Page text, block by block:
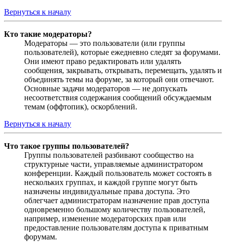
Вернуться к началу
Кто такие модераторы?
Модераторы — это пользователи (или группы
пользователей), которые ежедневно следят за форумами.
Они имеют право редактировать или удалять
сообщения, закрывать, открывать, перемещать, удалять и
объединять темы на форуме, за который они отвечают.
Основные задачи модераторов — не допускать
несоответствия содержания сообщений обсуждаемым
темам (оффтопик), оскорблений.
Вернуться к началу
Что такое группы пользователей?
Группы пользователей разбивают сообщество на
структурные части, управляемые администратором
конференции. Каждый пользователь может состоять в
нескольких группах, и каждой группе могут быть
назначены индивидуальные права доступа. Это
облегчает администраторам назначение прав доступа
одновременно большому количеству пользователей,
например, изменение модераторских прав или
предоставление пользователям доступа к приватным
форумам.